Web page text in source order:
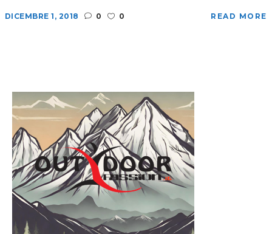
DICEMBRE 1, 2018 0 0 READ MORE